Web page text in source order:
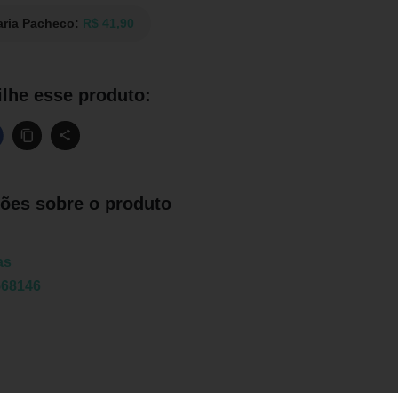
Pacheco: R$ 41,90
esse produto:
sobre o produto